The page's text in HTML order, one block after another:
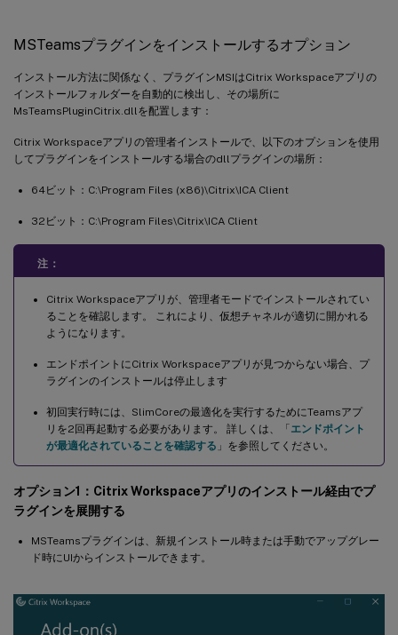
MSTeamsプラグインをインストールするオプション
インストール方法に関係なく、プラグインMSIはCitrix Workspaceアプリの
インストールフォルダーを自動的に検出し、その場所に
MsTeamsPluginCitrix.dllを配置します：
Citrix Workspaceアプリの管理者インストールで、以下のオプションを使用
してプラグインをインストールする場合のdllプラグインの場所：
64ビット：C:\Program Files (x86)\Citrix\ICA Client
32ビット：C:\Program Files\Citrix\ICA Client
注：
Citrix Workspaceアプリが、管理者モードでインストールされてい
ることを確認します。 これにより、仮想チャネルが適切に開かれる
ようになります。
エンドポイントにCitrix Workspaceアプリが見つからない場合、プ
ラグインのインストールは停止します
初回実行時には、SlimCoreの最適化を実行するためにTeamsアプ
リを2回再起動する必要があります。 詳しくは、「 エンドポイント
が最適化されていることを確認する 」を参照してください。
オプション1：Citrix Workspaceアプリのインストール経由でプ
ラグインを展開する
MSTeamsプラグインは、新規インストール時または手動でアップグレー
ド時にUIからインストールできます。